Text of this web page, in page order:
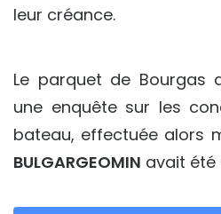
leur créance.
Le parquet de Bourgas
une enquête sur les
bateau, effectuée alors
BULGARGEOMIN avait été